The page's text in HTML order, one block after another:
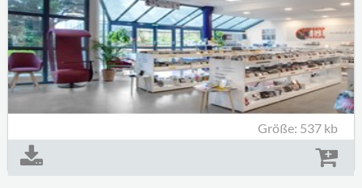
Größe: 537 kb